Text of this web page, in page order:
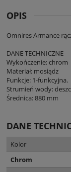
OPIS
Omnires Armance
DANE TECHNICZNE
Wykończenie: chrom
Materiał: mosiądz
Funkcje: 1-funkcyjna.
Strumień wody:
Średnica: 880 mm
DANE
Kolor
Chrom